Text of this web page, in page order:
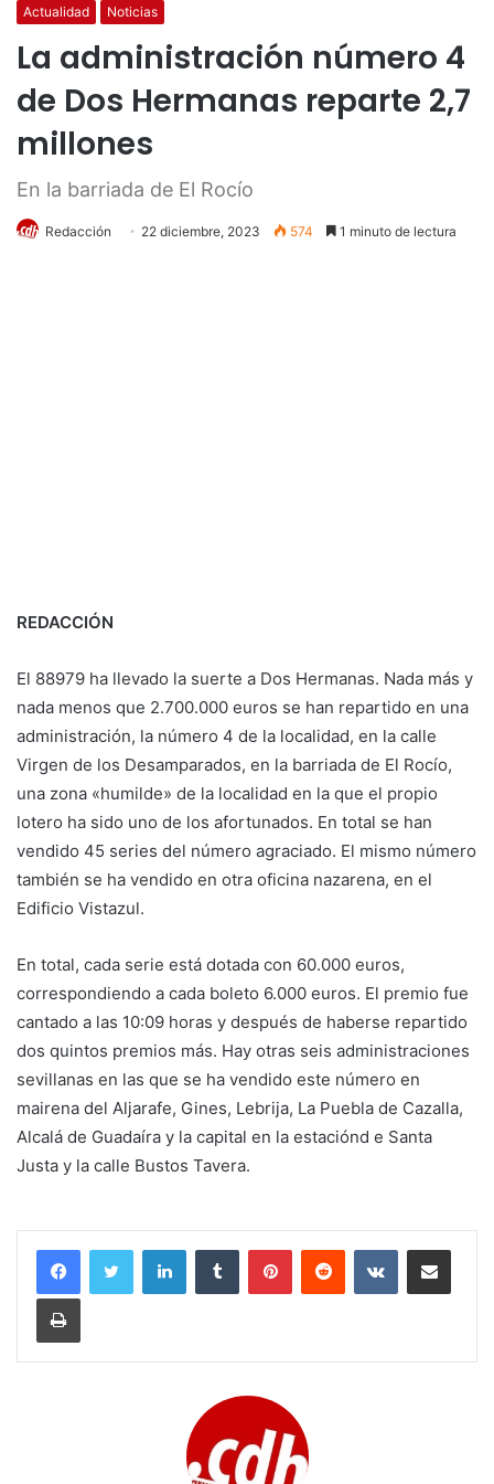
Actualidad Noticias
La administración número 4
de Dos Hermanas reparte 2,7
millones
En la barriada de El Rocío
Redacción 22 diciembre, 2023 574 1 minuto de lectura
REDACCIÓN
El 88979 ha llevado la suerte a Dos Hermanas. Nada más y
nada menos que 2.700.000 euros se han repartido en una
administración, la número 4 de la localidad, en la calle
Virgen de los Desamparados, en la barriada de El Rocío,
una zona «humilde» de la localidad en la que el propio
lotero ha sido uno de los afortunados. En total se han
vendido 45 series del número agraciado. El mismo número
también se ha vendido en otra oficina nazarena, en el
Edificio Vistazul.
En total, cada serie está dotada con 60.000 euros,
correspondiendo a cada boleto 6.000 euros. El premio fue
cantado a las 10:09 horas y después de haberse repartido
dos quintos premios más. Hay otras seis administraciones
sevillanas en las que se ha vendido este número en
mairena del Aljarafe, Gines, Lebrija, La Puebla de Cazalla,
Alcalá de Guadaíra y la capital en la estaciónd e Santa
Justa y la calle Bustos Tavera.
LinkedInTumblr PinterestReddit VKontakteCompartir por
Imprimir